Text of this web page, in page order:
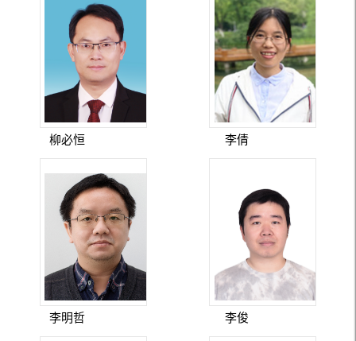
柳必恒 李倩
李明哲 李俊